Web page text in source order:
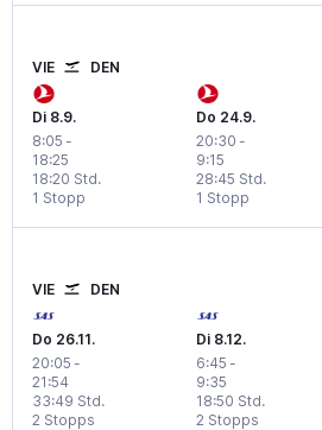
VIE DEN
Di 8.9.
8:05 -
18:25
1 Stopp
18:20 Std.
Do 24.9.
20:30 -
9:15
1 Stopp
28:45 Std.
VIE DEN
Do 26.11.
20:05 -
21:54
2 Stopps
33:49 Std.
Di 8.12.
6:45 -
9:35
2 Stopps
18:50 Std.